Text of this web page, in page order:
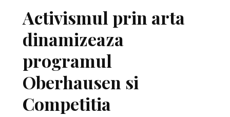
Activismul prin arta
dinamizeaza
programul
Oberhausen si
Competitia